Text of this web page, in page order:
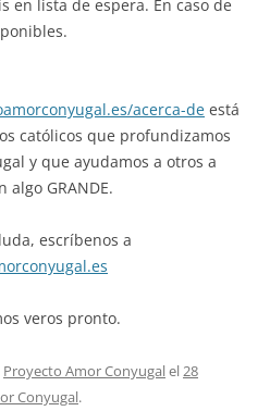
en lista de espera. En caso de
acerca-de está
católicos que profundizamos
y que ayudamos a otros a
GRANDE.
escríbenos a
veros pronto.
Proyecto Amor Conyugalel28
Conyugal.